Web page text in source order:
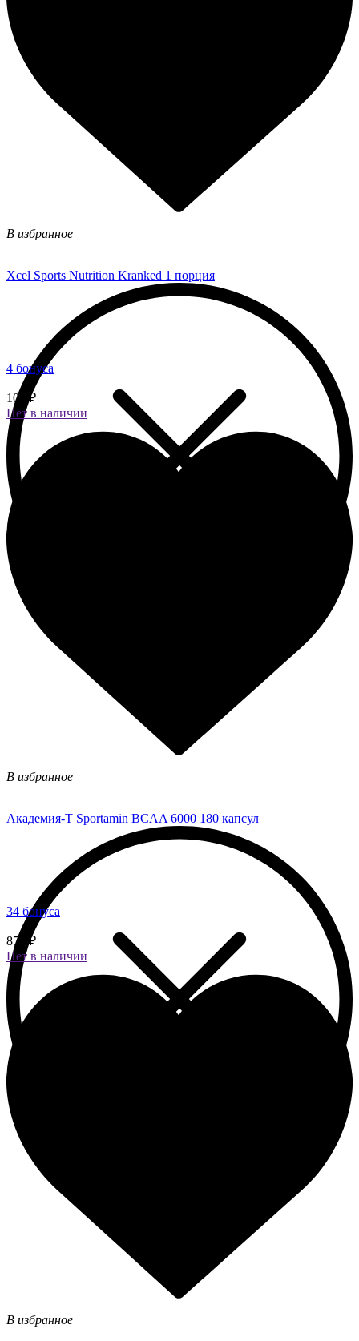
В избранное
Xcel Sports Nutrition Kranked 1 порция
4 бонуса
100 ₽
Нет в наличии
В избранное
Академия-Т Sportamin BCAA 6000 180 капсул
34 бонуса
850 ₽
Нет в наличии
В избранное